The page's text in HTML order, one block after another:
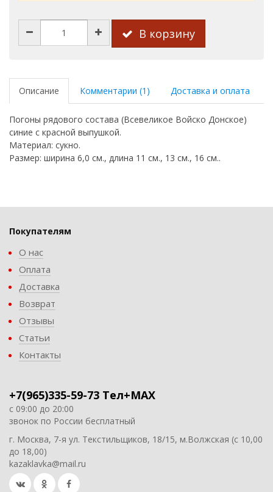
В корзину
Описание Комментарии (1) Доставка и оплата
Погоны рядового состава (Всевеликое Войско Донское)
синие с красной выпушкой.
Материал: сукно.
Размер: ширина 6,0 см., длина 11 см., 13 см., 16 см..
Покупателям
О нас
Оплата
Доставка
Возврат
Отзывы
Статьи
Контакты
+7(965)335-59-73 Тел+MAX
с 09:00 до 20:00
звонок по России бесплатный
г. Москва, 7-я ул. Текстильщиков, 18/15, м.Волжская (с 10,00
до 18,00)
kazaklavka@mail.ru